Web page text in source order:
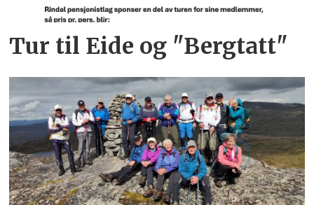
Tur til Eide og "Bergtatt"